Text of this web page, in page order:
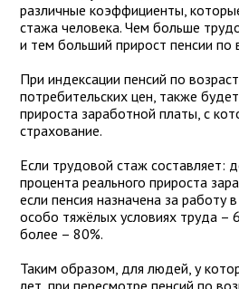
различные коэффициенты,
стажа человека. Чем больше
и тем больший прирост пенсии
При индексации пенсий по
потребительских цен, также
прироста заработной платы, с
страхование.
Если трудовой стаж составляет:
процента реального прироста
если пенсия назначена за
особо тяжёлых условиях труда –
более – 80%.
Таким образом, для людей, у
лет, при пересмотре пенсий по